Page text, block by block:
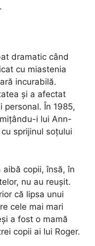
dramatic când
cu miastenia
incurabilă.
și a afectat
personal. În 1985,
i lui Ann-
sprijinul soțului
aibă copii, însă, în
nu au reușit.
că lipsa unui
cele mai mari
a fost o mamă
copii ai lui Roger.